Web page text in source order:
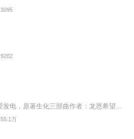
3095
9202
55.1万